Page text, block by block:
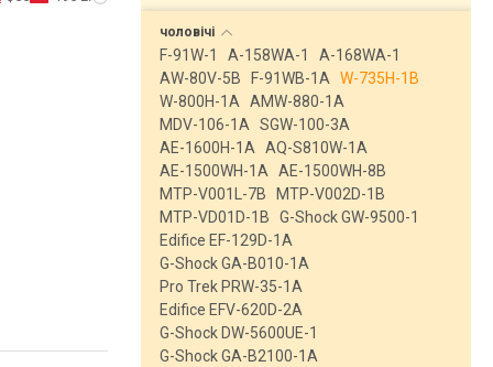
чоловічі
F-91W-1 A-158WA-1
A-168WA-1
AW-80V-5B
F-91WB-1A
W-735H-1B
W-800H-1A
AMW-880-1A
MDV-106-1A
SGW-100-3A
AE-1600H-1A
AQ-S810W-1A
AE-1500WH-1A
AE-1500WH-8B
MTP-V001L-7B
MTP-V002D-1B
MTP-VD01D-1B
G-Shock GW-9500-1
Edifice EF-129D-1A
G-Shock GA-B010-1A
Pro Trek PRW-35-1A
Edifice EFV-620D-2A
G-Shock DW-5600UE-1
G-Shock GA-B2100-1A